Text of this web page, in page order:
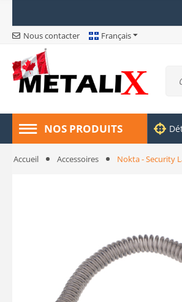
Nous contacter Français
NOS PRODUITS
Accueil Accessoires Nokta - Security